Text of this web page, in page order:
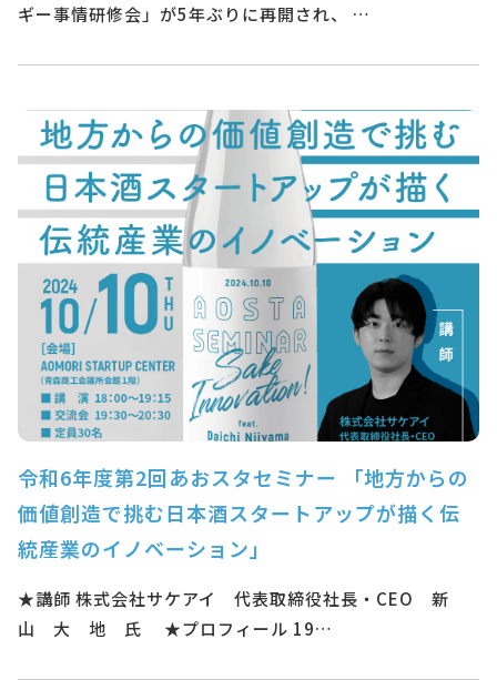
ギー事情研修会」が5年ぶりに再開され、 …
令和6年度第2回あおスタセミナー 「地方からの
価値創造で挑む日本酒スタートアップが描く伝
統産業のイノベーション」
★講師 株式会社サケアイ 代表取締役社長・CEO 新
山 大 地 氏 ★プロフィール 19…